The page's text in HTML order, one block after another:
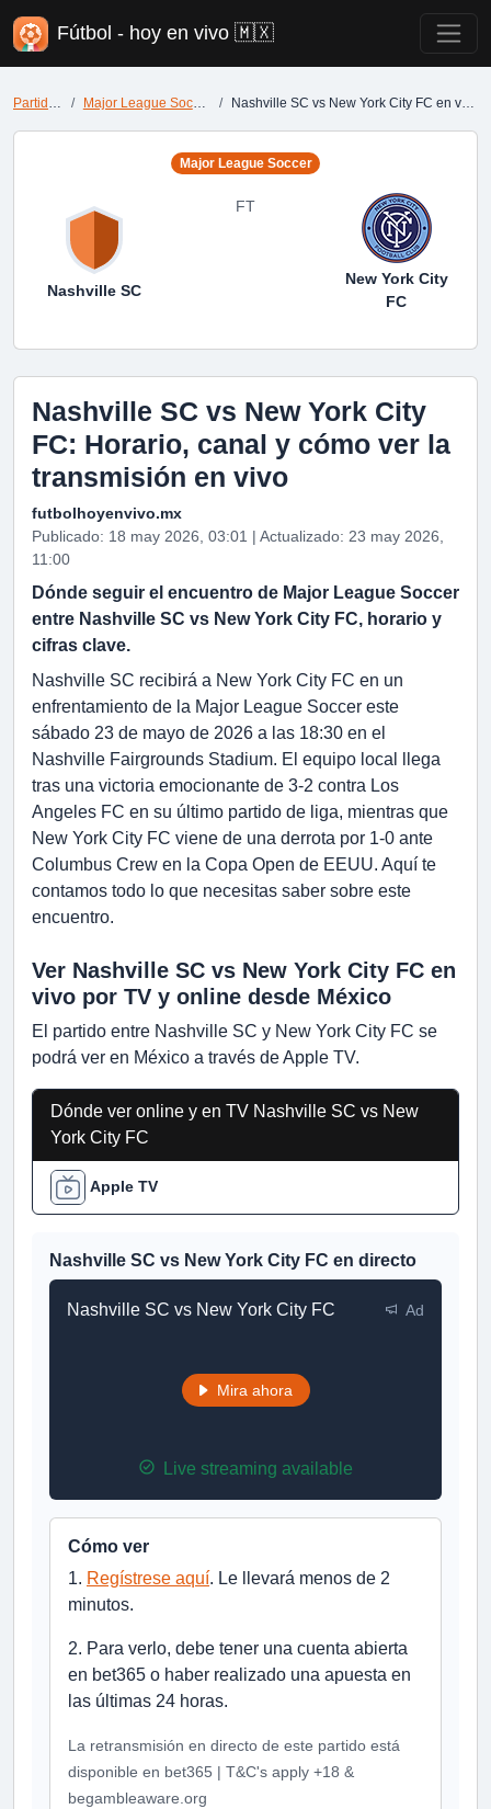
Fútbol - hoy en vivo 🇲🇽
Partidos Major League Soccer Nashville SC vs New York City FC en vivo
Major League Soccer
Nashville SC
FT
New York City
FC
Nashville SC vs New York City
FC: Horario, canal y cómo ver la
transmisión en vivo
futbolhoyenvivo.mx
Publicado: 18 may 2026, 03:01 | Actualizado: 23 may 2026,
11:00
Dónde seguir el encuentro de Major League Soccer
entre Nashville SC vs New York City FC, horario y
cifras clave.
Nashville SC recibirá a New York City FC en un
enfrentamiento de la Major League Soccer este
sábado 23 de mayo de 2026 a las 18:30 en el
Nashville Fairgrounds Stadium. El equipo local llega
tras una victoria emocionante de 3-2 contra Los
Angeles FC en su último partido de liga, mientras que
New York City FC viene de una derrota por 1-0 ante
Columbus Crew en la Copa Open de EEUU. Aquí te
contamos todo lo que necesitas saber sobre este
encuentro.
Ver Nashville SC vs New York City FC en
vivo por TV y online desde México
El partido entre Nashville SC y New York City FC se
podrá ver en México a través de Apple TV.
Dónde ver online y en TV Nashville SC vs New
York City FC
Apple TV
Nashville SC vs New York City FC en directo
Nashville SC vs New York City FC Ad
Mira ahora
Live streaming available
Cómo ver
1. Regístrese aquí. Le llevará menos de 2
minutos.
2. Para verlo, debe tener una cuenta abierta
en bet365 o haber realizado una apuesta en
las últimas 24 horas.
La retransmisión en directo de este partido está
disponible en bet365 | T&C's apply +18 &
begambleaware.org